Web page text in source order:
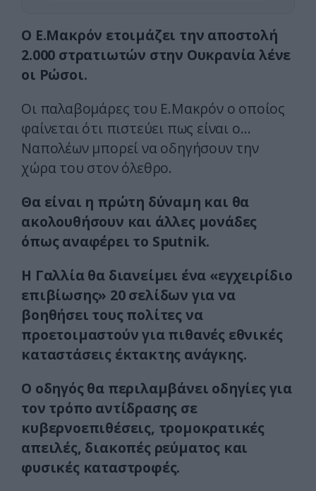
Ο Ε.Μακρόν ετοιμάζει την αποστολή
2.000 στρατιωτών στην Ουκρανία λένε
οι Ρώσοι.
Οι παλαβομάρες του Ε.Μακρόν ο οποίος
φαίνεται ότι πιστεύει πως είναι ο…
Ναπολέων μπορεί να οδηγήσουν την
χώρα του στον όλεθρο.
Θα είναι η πρώτη δύναμη και θα
ακολουθήσουν και άλλες μονάδες
όπως αναφέρει το Sputnik.
Η Γαλλία θα διανείμει ένα «εγχειρίδιο
επιβίωσης» 20 σελίδων για να
βοηθήσει τους πολίτες να
προετοιμαστούν για πιθανές εθνικές
καταστάσεις έκτακτης ανάγκης.
Ο οδηγός θα περιλαμβάνει οδηγίες για
τον τρόπο αντίδρασης σε
κυβερνοεπιθέσεις, τρομοκρατικές
απειλές, διακοπές ρεύματος και
φυσικές καταστροφές.